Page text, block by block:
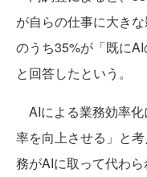
が自らの仕事に大き
のうち35%が「既にAI
と回答したという。
AIによる業務効率
率を向上させる」と
務がAIに取って代わ